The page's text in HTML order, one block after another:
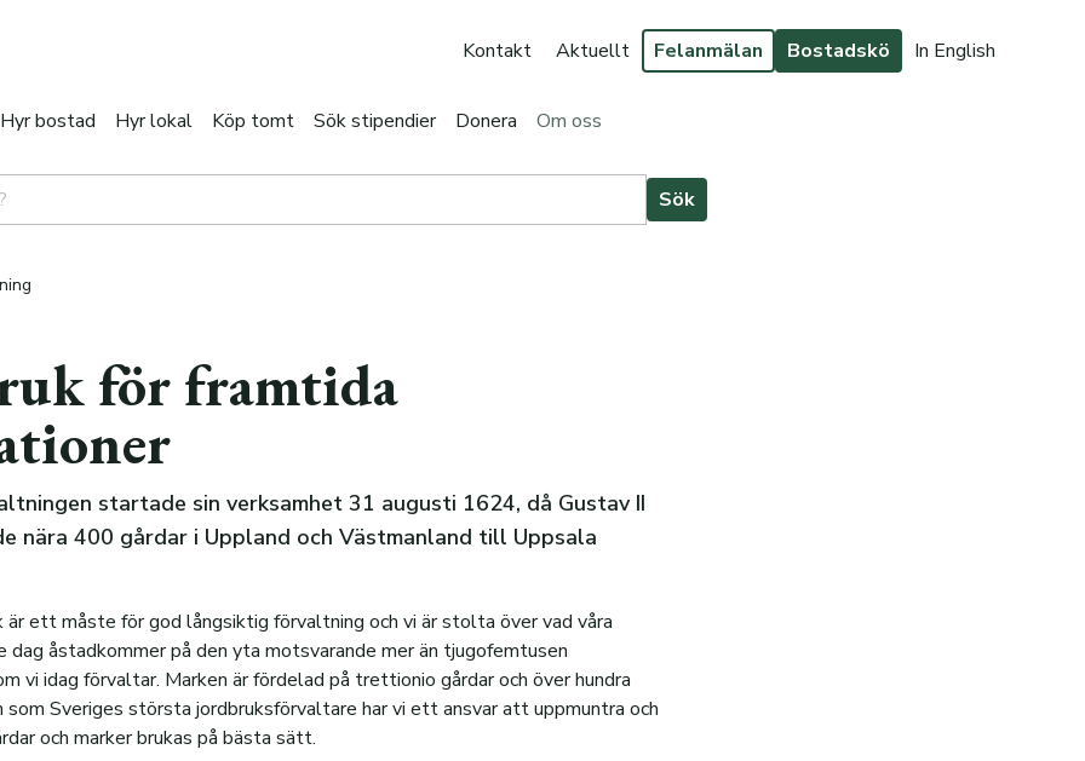
Kontakt Aktuellt Felanmälan Bostadskö In English
Hyr bostad Hyr lokal Köp tomt Sök stipendier Donera Om oss
för framtida
startade sin verksamhet 31 augusti 1624, då Gustav II
nära 400 gårdar i Uppland och Västmanland till Uppsala
är ett måste för god långsiktig förvaltning och vi är stolta över vad våra
dag åstadkommer på den yta motsvarande mer än tjugofemtusen
vi idag förvaltar. Marken är fördelad på trettionio gårdar och över hundra
som Sveriges största jordbruksförvaltare har vi ett ansvar att uppmuntra och
och marker brukas på bästa sätt.